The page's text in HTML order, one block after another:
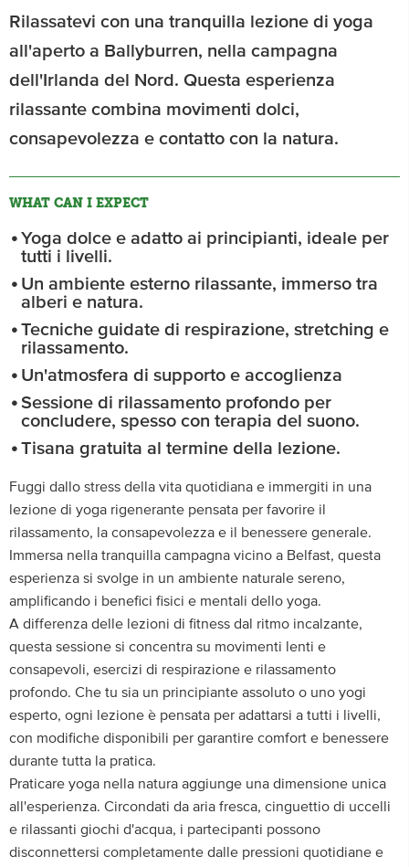
Rilassatevi con una tranquilla lezione di yoga
all'aperto a Ballyburren, nella campagna
dell'Irlanda del Nord. Questa esperienza
rilassante combina movimenti dolci,
consapevolezza e contatto con la natura.
WHAT CAN I EXPECT
Yoga dolce e adatto ai principianti, ideale per
tutti i livelli.
Un ambiente esterno rilassante, immerso tra
alberi e natura.
Tecniche guidate di respirazione, stretching e
rilassamento.
Un'atmosfera di supporto e accoglienza
Sessione di rilassamento profondo per
concludere, spesso con terapia del suono.
Tisana gratuita al termine della lezione.
Fuggi dallo stress della vita quotidiana e immergiti in una
lezione di yoga rigenerante pensata per favorire il
rilassamento, la consapevolezza e il benessere generale.
Immersa nella tranquilla campagna vicino a Belfast, questa
esperienza si svolge in un ambiente naturale sereno,
amplificando i benefici fisici e mentali dello yoga.
A differenza delle lezioni di fitness dal ritmo incalzante,
questa sessione si concentra su movimenti lenti e
consapevoli, esercizi di respirazione e rilassamento
profondo. Che tu sia un principiante assoluto o uno yogi
esperto, ogni lezione è pensata per adattarsi a tutti i livelli,
con modifiche disponibili per garantire comfort e benessere
durante tutta la pratica.
Praticare yoga nella natura aggiunge una dimensione unica
all'esperienza. Circondati da aria fresca, cinguettio di uccelli
e rilassanti giochi d'acqua, i partecipanti possono
disconnettersi completamente dalle pressioni quotidiane e